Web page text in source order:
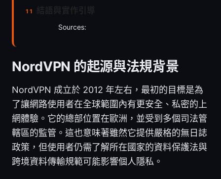
Sources:
NordVPN 的起源與法規背景
NordVPN 成立於 2012 年左右，最初的目標是為
了讓網路使用者在全球範圍內有更安全、私密的上
網體驗。它的總部位置在歐洲，並受到多個司法管
轄區的監管。這也意味著雖然它提供嚴格的無日誌
政策，但使用者仍需了解所在國家的資料保護法與
跨境資料傳輸規範可能影響個人隱私。